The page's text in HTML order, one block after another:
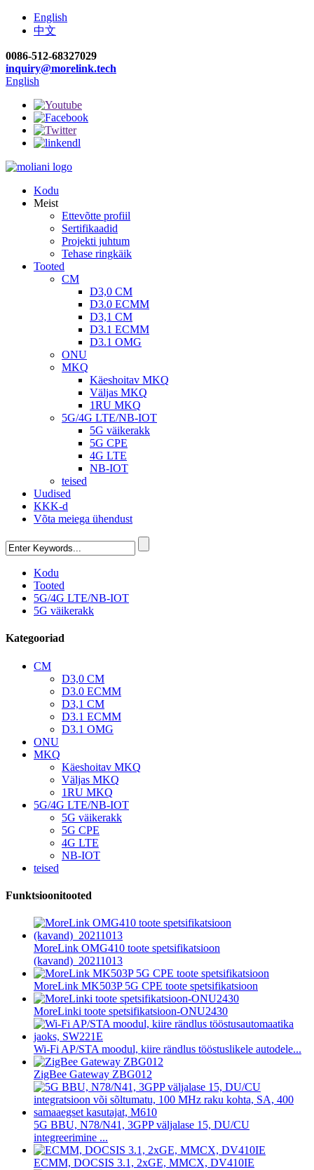
English
中文
0086-512-68327029
inquiry@morelink.tech
English
Kodu
Meist
Ettevõtte profiil
Sertifikaadid
Projekti juhtum
Tehase ringkäik
Tooted
CM
D3,0 CM
D3.0 ECMM
D3,1 CM
D3.1 ECMM
D3.1 OMG
ONU
MKQ
Käeshoitav MKQ
Väljas MKQ
1RU MKQ
5G/4G LTE/NB-IOT
5G väikerakk
5G CPE
4G LTE
NB-IOT
teised
Uudised
KKK-d
Võta meiega ühendust
Kodu
Tooted
5G/4G LTE/NB-IOT
5G väikerakk
Kategooriad
CM
D3,0 CM
D3.0 ECMM
D3,1 CM
D3.1 ECMM
D3.1 OMG
ONU
MKQ
Käeshoitav MKQ
Väljas MKQ
1RU MKQ
5G/4G LTE/NB-IOT
5G väikerakk
5G CPE
4G LTE
NB-IOT
teised
Funktsioonitooted
MoreLink OMG410 toote spetsifikatsioon
(kavand)_20211013
MoreLink MK503P 5G CPE toote spetsifikatsioon
MoreLinki toote spetsifikatsioon-ONU2430
Wi-Fi AP/STA moodul, kiire rändlus tööstuslikele autodele...
ZigBee Gateway ZBG012
5G BBU, N78/N41, 3GPP väljalase 15, DU/CU
integreerimine ...
ECMM, DOCSIS 3.1, 2xGE, MMCX, DV410IE